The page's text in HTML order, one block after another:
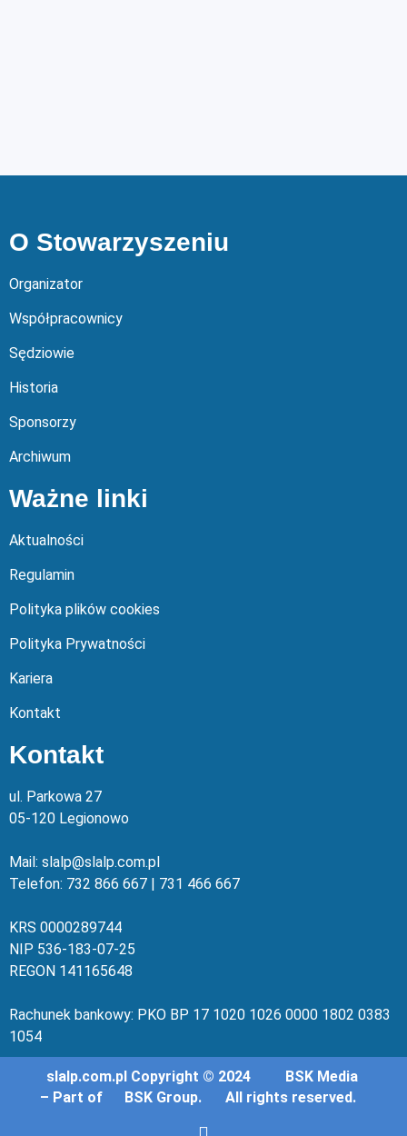
O Stowarzyszeniu
Organizator
Współpracownicy
Sędziowie
Historia
Sponsorzy
Archiwum
Ważne linki
Aktualności
Regulamin
Polityka plików cookies
Polityka Prywatności
Kariera
Kontakt
Kontakt
ul. Parkowa 27
05-120 Legionowo
Mail: slalp@slalp.com.pl
Telefon: 732 866 667 | 731 466 667
KRS 0000289744
NIP 536-183-07-25
REGON 141165648
Rachunek bankowy: PKO BP 17 1020 1026 0000 1802 0383
1054
slalp.com.pl Copyright © 2024
BSK Media
– Part of
BSK Group. All rights reserved.